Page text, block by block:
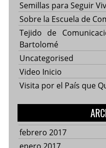
Semillas para Seguir
Sobre la Escuela de
Tejido de
Bartolomé
Uncategorised
Video Inicio
Visita por el País que
febrero 2017